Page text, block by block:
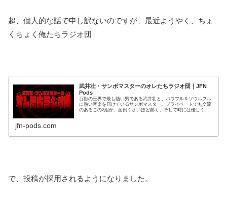
超、個人的な話で申し訳ないのですが、最近ようやく、ちょ
くちょく俺たちラジオ団
武井壮・サンボマスターのオレたちラジオ団｜JFN
Pods
百獣の王界で最も熱い男である武井壮と、パワフル＆ソウルフル
に熱い音楽を届けているサンボマスター。プライベートでも交流
のあるこの2組が、面倒くさいほど熱く、そして時には優しく、
jfn-pods.com
で、投稿が採用されるようになりました。